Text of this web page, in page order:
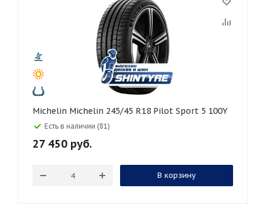
Michelin Michelin 245/45 R18 Pilot Sport 5 100Y
Есть в наличии (81)
27 450 руб.
В корзину